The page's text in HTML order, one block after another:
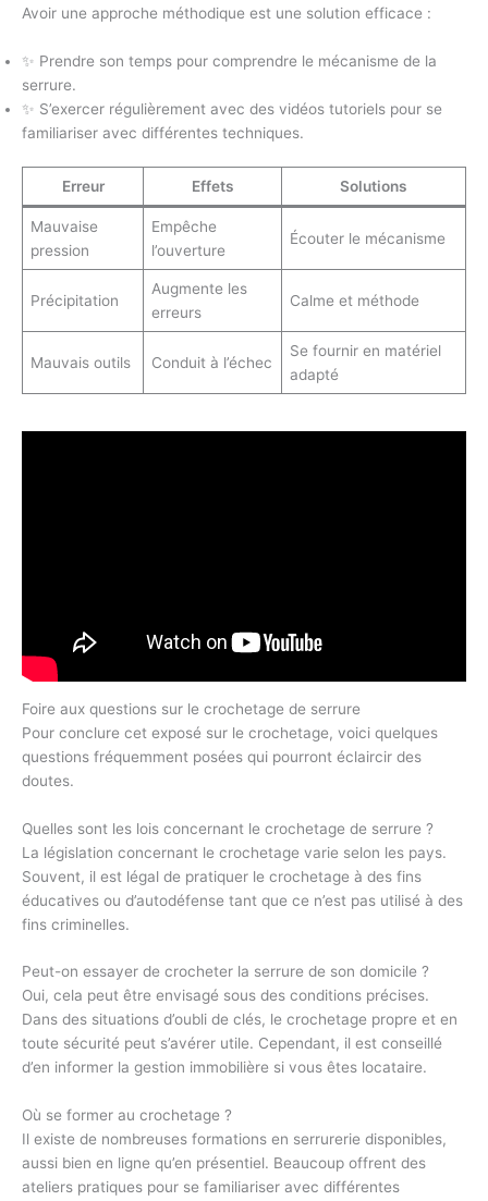
Avoir une approche méthodique est une solution efficace :
✨ Prendre son temps pour comprendre le mécanisme de la
serrure.
✨ S’exercer régulièrement avec des vidéos tutoriels pour se
familiariser avec différentes techniques.
Erreur Effets Solutions
Mauvaise
pression
Empêche
l’ouverture
Écouter le mécanisme
Précipitation
Augmente les
erreurs
Calme et méthode
Mauvais outils Conduit à l’échec
Se fournir en matériel
adapté
Foire aux questions sur le crochetage de serrure
Pour conclure cet exposé sur le crochetage, voici quelques
questions fréquemment posées qui pourront éclaircir des
doutes.
Quelles sont les lois concernant le crochetage de serrure ?
La législation concernant le crochetage varie selon les pays.
Souvent, il est légal de pratiquer le crochetage à des fins
éducatives ou d’autodéfense tant que ce n’est pas utilisé à des
fins criminelles.
Peut-on essayer de crocheter la serrure de son domicile ?
Oui, cela peut être envisagé sous des conditions précises.
Dans des situations d’oubli de clés, le crochetage propre et en
toute sécurité peut s’avérer utile. Cependant, il est conseillé
d’en informer la gestion immobilière si vous êtes locataire.
Où se former au crochetage ?
Il existe de nombreuses formations en serrurerie disponibles,
aussi bien en ligne qu’en présentiel. Beaucoup offrent des
ateliers pratiques pour se familiariser avec différentes